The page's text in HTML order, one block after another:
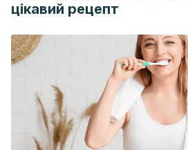
цікавий рецепт